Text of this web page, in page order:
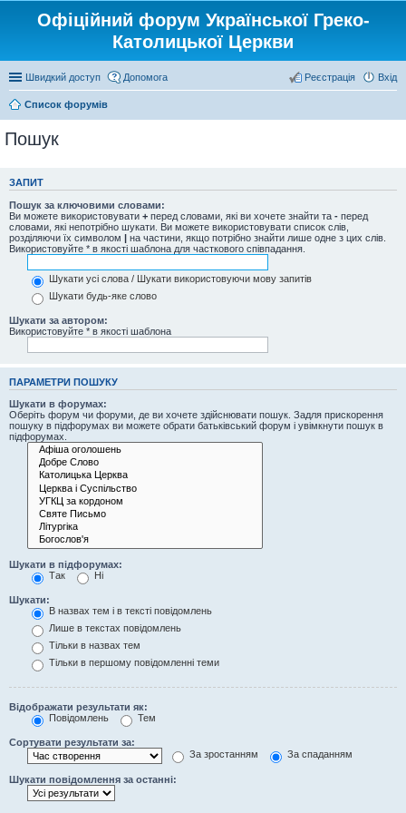
Офіційний форум Української Греко-
Католицької Церкви
Швидкий доступ Допомога Вхід
Реєстрація
Список форумів
Пошук
ЗАПИТ
Пошук за ключовими словами:
Ви можете використовувати + перед словами, які ви хочете знайти та - перед
словами, які непотрібно шукати. Ви можете використовувати список слів,
розділяючи їх символом | на частини, якщо потрібно знайти лише одне з цих слів.
Використовуйте * в якості шаблона для часткового співпадання.
Шукати усі слова / Шукати використовуючи мову запитів
Шукати будь-яке слово
Шукати за автором:
Використовуйте * в якості шаблона
ПАРАМЕТРИ ПОШУКУ
Шукати в форумах:
Оберіть форум чи форуми, де ви хочете здійснювати пошук. Задля прискорення
пошуку в підфорумах ви можете обрати батьківський форум і увімкнути пошук в
підфорумах.
Шукати в підфорумах:
Так
Ні
Шукати:
В назвах тем і в тексті повідомлень
Лише в текстах повідомлень
Тільки в назвах тем
Тільки в першому повідомленні теми
Відображати результати як:
Повідомлень
Тем
Сортувати результати за:
За зростанням
За спаданням
Шукати повідомлення за останні: